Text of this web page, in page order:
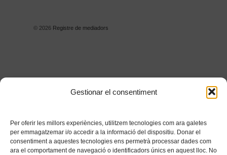
Gestionar el consentiment
Per oferir les millors experiències, utilitzem tecnologies com ara galetes
per emmagatzemar i/o accedir a la informació del dispositiu. Donar el
consentiment a aquestes tecnologies ens permetrà processar dades com
ara el comportament de navegació o identificadors únics en aquest lloc. No
© 2026Registre de mediadors